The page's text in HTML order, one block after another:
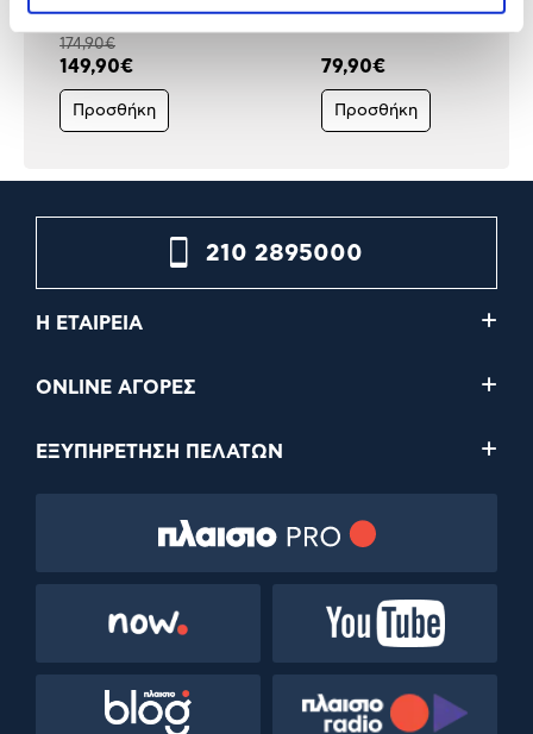
174,90€
149,90€
Προσθήκη
79,90€
Προσθήκη
210 2895000
Η ΕΤΑΙΡΕΙΑ
ONLINE ΑΓΟΡΕΣ
ΕΞΥΠΗΡΕΤΗΣΗ ΠΕΛΑΤΩΝ